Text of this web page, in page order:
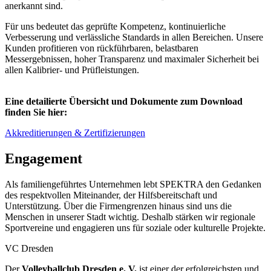
anerkannt sind.
Für uns bedeutet das geprüfte Kompetenz, kontinuierliche
Verbesserung und verlässliche Standards in allen Bereichen. Unsere
Kunden profitieren von rückführbaren, belastbaren
Messergebnissen, hoher Transparenz und maximaler Sicherheit bei
allen Kalibrier- und Prüfleistungen.
Eine detailierte Übersicht und Dokumente zum Download
finden Sie hier:
Akkreditierungen & Zertifizierungen
Engagement
Als familiengeführtes Unternehmen lebt SPEKTRA den Gedanken
des respektvollen Miteinander, der Hilfsbereitschaft und
Unterstützung. Über die Firmengrenzen hinaus sind uns die
Menschen in unserer Stadt wichtig. Deshalb stärken wir regionale
Sportvereine und engagieren uns für soziale oder kulturelle Projekte.
VC Dresden
DerVolleyballclub Dresden e. V. ist einer der erfolgreichsten und